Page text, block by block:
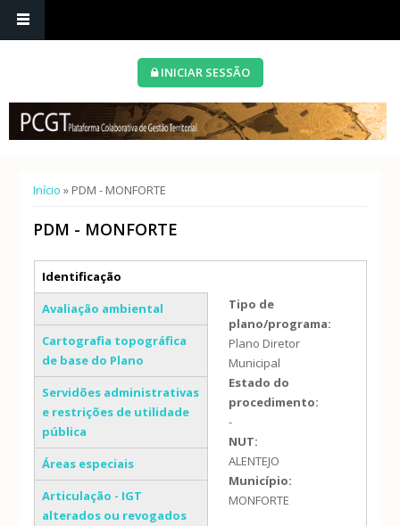
INICIAR SESSÃO
Está aqui
Início » PDM - MONFORTE
PDM - MONFORTE
Separadores verticais
Identificação
(separador ativo)
Avaliação ambiental
Cartografia topográfica
de base do Plano
Servidões administrativas
e restrições de utilidade
pública
Áreas especiais
Articulação - IGT
alterados ou revogados
Tipo de
plano/programa:
Plano Diretor
Municipal
Estado do
procedimento:
-
NUT:
ALENTEJO
Município:
MONFORTE